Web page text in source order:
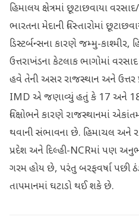
હિમાલય ક્ષેત્રમાં છૂટાછવાયા
ભારતના મેદાની વિસ્તારોમાં
ડિસ્ટર્બન્સના કારણે જમ્મુ-કાશ્મીર,
ઉત્તરાખંડના કેટલાક ભાગોમાં
હવે તેની અસર રાજસ્થાન અને ઉત્તર
IMD એ જણાવ્યું હતું કે 17 અને 18
વિક્ષોભને કારણે રાજસ્થાનમાં
થવાની સંભાવના છે. હિમાચલ અને
પ્રદેશ અને દિલ્હી-NCRમાં પણ
ગરમ હોય છે, પરંતુ બરફવર્ષા પછી
તાપમાનમાં ઘટાડો થઈ શકે છે.